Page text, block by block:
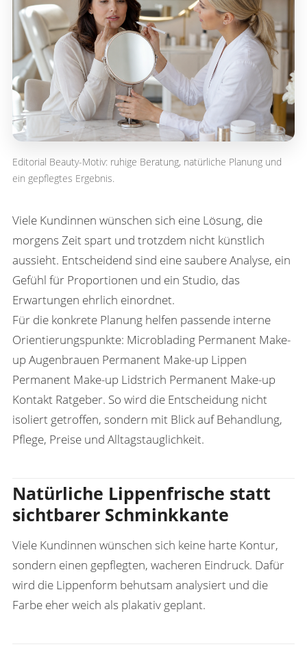
Editorial Beauty-Motiv: ruhige Beratung, natürliche Planung und
ein gepflegtes Ergebnis.
Viele Kundinnen wünschen sich eine Lösung, die
morgens Zeit spart und trotzdem nicht künstlich
aussieht. Entscheidend sind eine saubere Analyse, ein
Gefühl für Proportionen und ein Studio, das
Erwartungen ehrlich einordnet.
Für die konkrete Planung helfen passende interne
Orientierungspunkte: Microblading Permanent Make-
up Augenbrauen Permanent Make-up Lippen
Permanent Make-up Lidstrich Permanent Make-up
Kontakt Ratgeber. So wird die Entscheidung nicht
isoliert getroffen, sondern mit Blick auf Behandlung,
Pflege, Preise und Alltagstauglichkeit.
Natürliche Lippenfrische statt
sichtbarer Schminkkante
Viele Kundinnen wünschen sich keine harte Kontur,
sondern einen gepflegten, wacheren Eindruck. Dafür
wird die Lippenform behutsam analysiert und die
Farbe eher weich als plakativ geplant.